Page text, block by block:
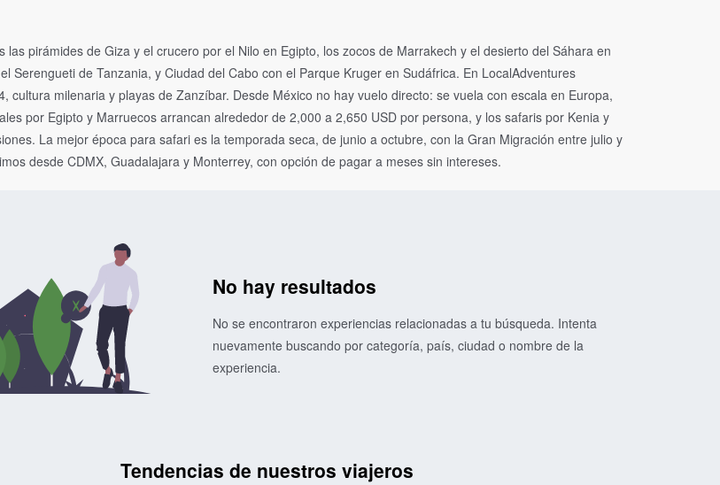
pirámides de Giza y el crucero por el Nilo en Egipto, los zocos de Marrakech y el desierto del Sáhara en
Serengueti de Tanzania, y Ciudad del Cabo con el Parque Kruger en Sudáfrica. En LocalAdventures
milenaria y playas de Zanzíbar. Desde México no hay vuelo directo: se vuela con escala en Europa,
por Egipto y Marruecos arrancan alrededor de 2,000 a 2,650 USD por persona, y los safaris por Kenia y
La mejor época para safari es la temporada seca, de junio a octubre, con la Gran Migración entre julio y
desde CDMX, Guadalajara y Monterrey, con opción de pagar a meses sin intereses.
No hay resultados
No se encontraron experiencias relacionadas a tu búsqueda. Intenta
nuevamente buscando por categoría, país, ciudad o nombre de la
experiencia.
Tendencias de nuestros viajeros